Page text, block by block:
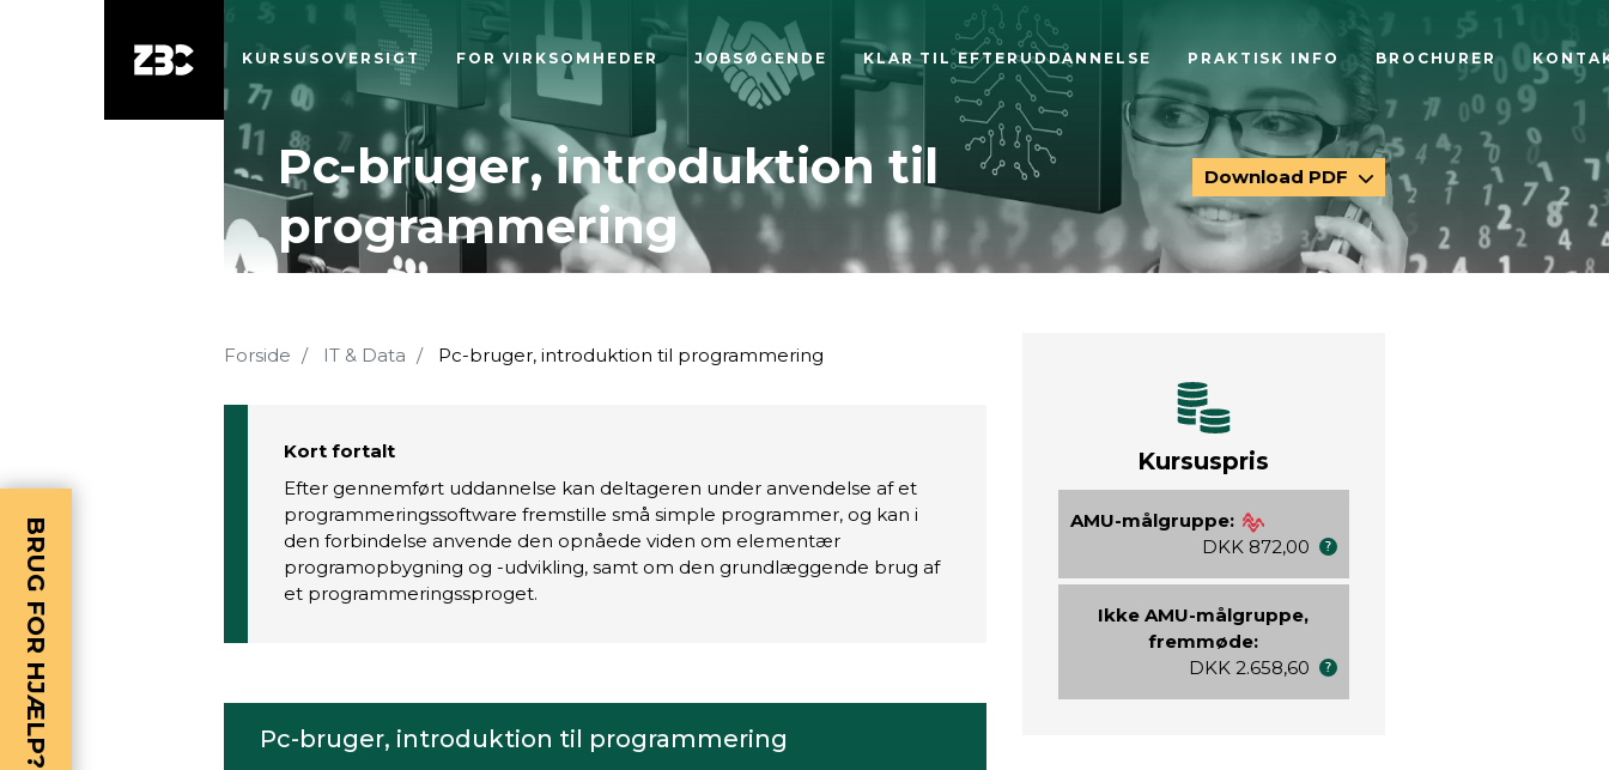
KURSUSOVERSIGT FOR VIRKSOMHEDER JOBSØGENDE KLAR TIL EFTERUDDANNELSE PRAKTISK INFO BROCHURER
Pc-bruger, introduktion til
programmering
Download PDF
Forside IT & Data Pc-bruger, introduktion til programmering
Kort fortalt
Efter gennemført uddannelse kan deltageren under anvendelse af et
programmeringssoftware fremstille små simple programmer, og kan i
den forbindelse anvende den opnåede viden om elementær
programopbygning og -udvikling, samt om den grundlæggende brug af
et programmeringssproget.
Pc-bruger, introduktion til programmering
Kursuspris
AMU-målgruppe:
DKK 872,00
Ikke AMU-målgruppe,
fremmøde:
DKK 2.658,60
BRUG FOR HJÆLP?